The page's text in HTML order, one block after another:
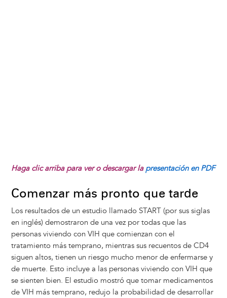
Haga clic arriba para ver o descargar la presentación en PDF
Comenzar más pronto que tarde
Los resultados de un estudio llamado START (por sus siglas
en inglés) demostraron de una vez por todas que las
personas viviendo con VIH que comienzan con el
tratamiento más temprano, mientras sus recuentos de CD4
siguen altos, tienen un riesgo mucho menor de enfermarse y
de muerte. Esto incluye a las personas viviendo con VIH que
se sienten bien. El estudio mostró que tomar medicamentos
de VIH más temprano, redujo la probabilidad de desarrollar